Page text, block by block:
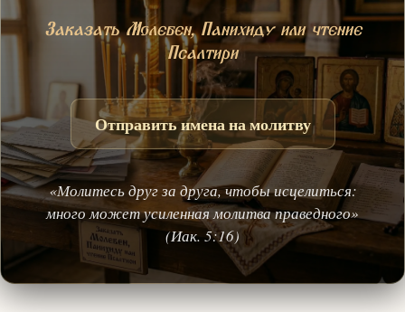
Заказать Молебен, Панихиду или чтение
Псалтири
Отправить имена на молитву
«Молитесь друг за друга, чтобы исцелиться:
много может усиленная молитва праведного»
(Иак. 5:16)